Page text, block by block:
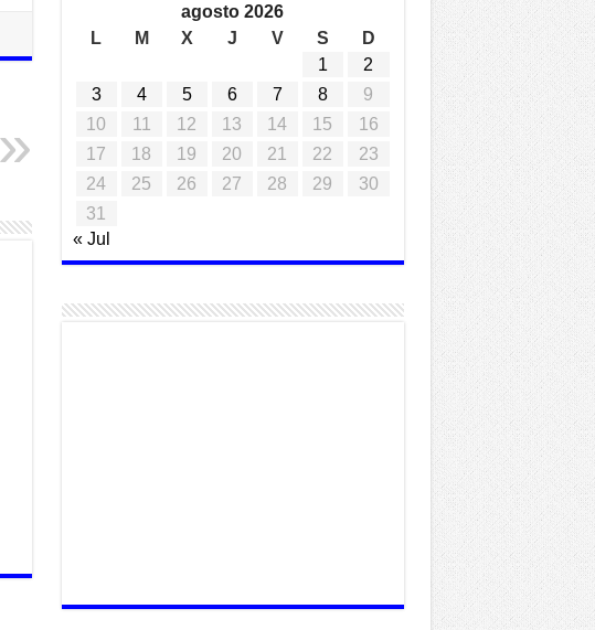
agosto 2026
L
M X J V S
D
1
2
3
4 5 6 7 8
9
10
11 12 13 14 15
16
17
18 19 20 21 22
23
24
25 26 27 28 29
30
31
« Jul